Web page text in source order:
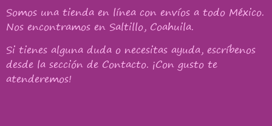
Somos una tienda en línea con envíos a todo México.
Nos encontramos en Saltillo, Coahuila.
Si tienes alguna duda o necesitas ayuda, escríbenos
desde la sección de Contacto. ¡Con gusto te
atenderemos!